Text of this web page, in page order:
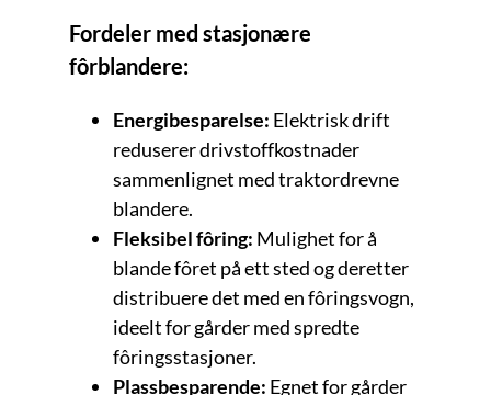
Fordeler med stasjonære
fôrblandere:
Energibesparelse: Elektrisk drift
reduserer drivstoffkostnader
sammenlignet med traktordrevne
blandere.
Fleksibel fôring: Mulighet for å
blande fôret på ett sted og deretter
distribuere det med en fôringsvogn,
ideelt for gårder med spredte
fôringsstasjoner.
Plassbesparende: Egnet for gårder